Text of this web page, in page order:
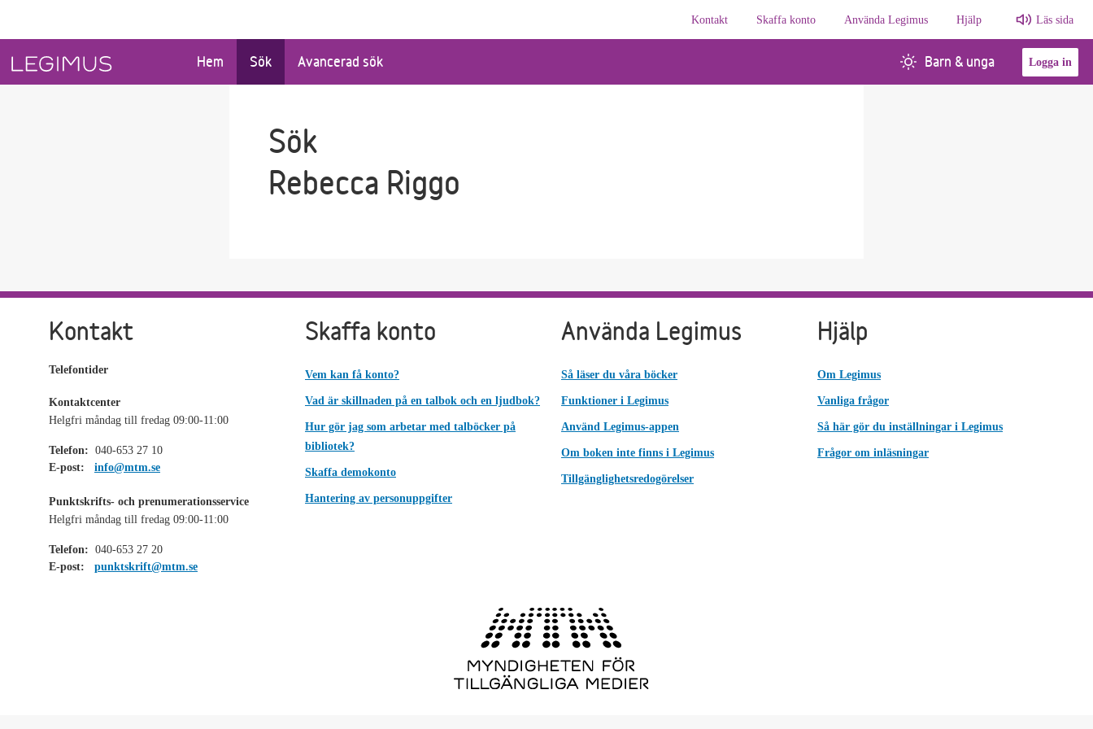
Kontakt
Skaffa konto Använda Legimus Hjälp Läs sida
Hem Sök Avancerad sök Barn & unga Logga in
Sök
Rebecca Riggo
Kontakt
Telefontider
Kontaktcenter
Helgfri måndag till fredag 09:00-11:00
Telefon: 040-653 27 10
E-post:
info@mtm.se
Punktskrifts- och prenumerationsservice
Helgfri måndag till fredag 09:00-11:00
Telefon: 040-653 27 20
E-post:
punktskrift@mtm.se
Skaffa konto
Vem kan få konto?
Vad är skillnaden på en talbok och en ljudbok?
Hur gör jag som arbetar med talböcker på
bibliotek?
Skaffa demokonto
Hantering av personuppgifter
Använda Legimus
Så läser du våra böcker
Funktioner i Legimus
Använd Legimus-appen
Om boken inte finns i Legimus
Tillgänglighetsredogörelser
Hjälp
Om Legimus
Vanliga frågor
Så här gör du inställningar i Legimus
Frågor om inläsningar